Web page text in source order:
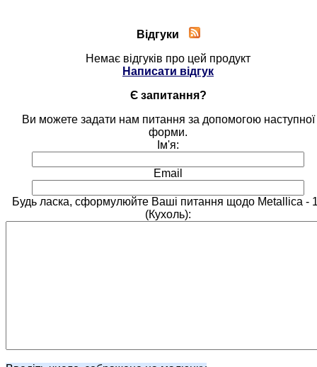
Відгуки
Немає відгуків про цей продукт
Написати відгук
Є запитання?
Ви можете задати нам питання за допомогою наступної
форми.
Ім'я:
Email
Будь ласка, сформулюйте Ваші питання щодо Metallica -
(Кухоль):